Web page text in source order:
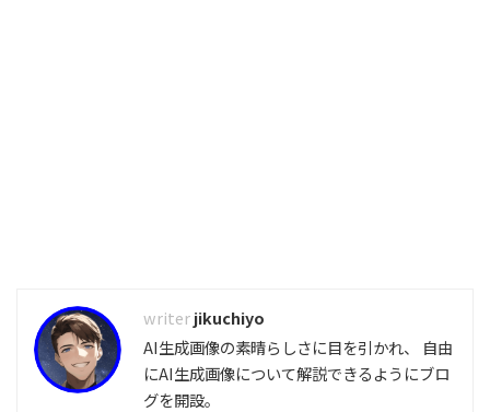
jikuchiyo
AI生成画像の素晴らしさに目を引かれ、 自由
にAI生成画像について解説できるようにブロ
グを開設。